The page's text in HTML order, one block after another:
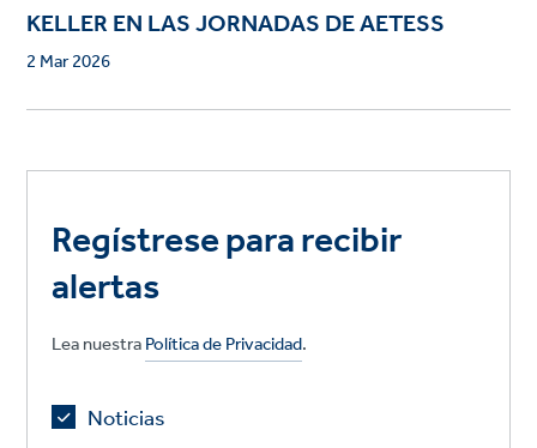
KELLER EN LAS JORNADAS DE AETESS
2 Mar 2026
Regístrese para recibir
alertas
Lea nuestraPolítica de Privacidad.
Noticias